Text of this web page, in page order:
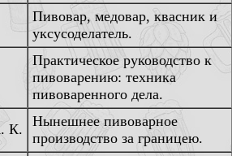
Пивовар, медовар, квасник и
уксусоделатель.
Практическое руководство к
пивоварению: техника
пивоваренного дела.
К.
Нынешнее пивоварное
производство за границею.